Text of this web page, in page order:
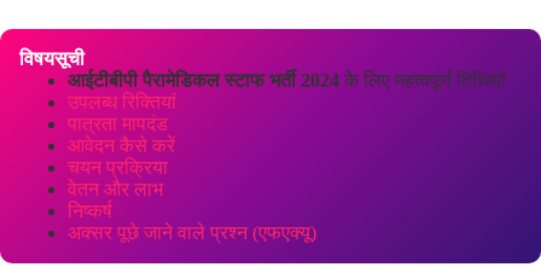
विषयसूची
आईटीबीपी पैरामेडिकल स्टाफ भर्ती 2024 के लिए महत्वपूर्ण तिथियां
उपलब्ध रिक्तियां
पात्रता मापदंड
आवेदन कैसे करें
चयन प्रक्रिया
वेतन और लाभ
निष्कर्ष
अक्सर पूछे जाने वाले प्रश्न (एफएक्यू)